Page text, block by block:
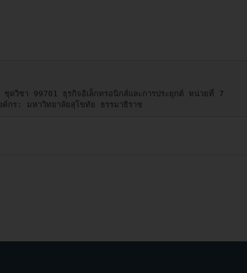
ดวิชา 99701 ธุรกิจอิเล็กทรอนิกส์และการประยุกต์ หน่วยที่ 7
ค์กร: มหาวิทยาลัยสุโขทัย ธรรมาธิราช